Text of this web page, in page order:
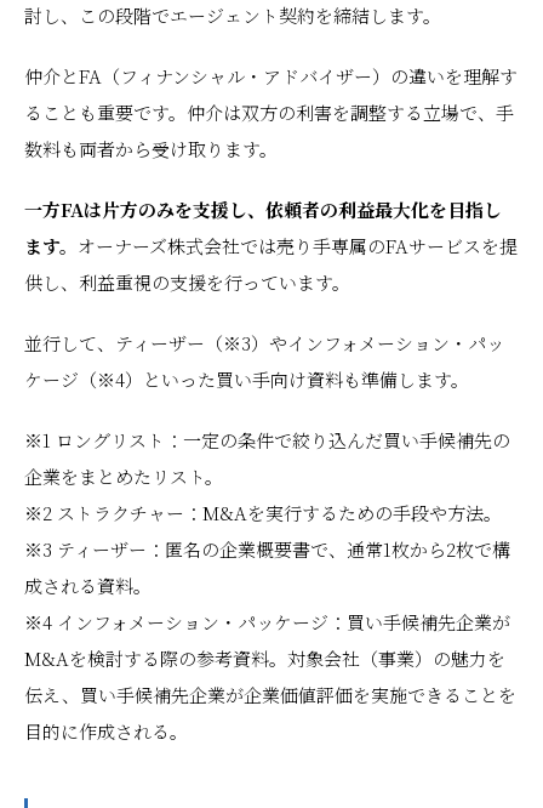
討し、この段階でエージェント契約を締結します。
仲介とFA（フィナンシャル・アドバイザー）の違いを理解す
ることも重要です。仲介は双方の利害を調整する立場で、手
数料も両者から受け取ります。
一方FAは片方のみを支援し、依頼者の利益最大化を目指し
ます。 オーナーズ株式会社では売り手専属のFAサービスを提
供し、利益重視の支援を行っています。
並行して、ティーザー（※3）やインフォメーション・パッ
ケージ（※4）といった買い手向け資料も準備します。
※1 ロングリスト：一定の条件で絞り込んだ買い手候補先の
企業をまとめたリスト。
※2 ストラクチャー：M&Aを実行するための手段や方法。
※3 ティーザー：匿名の企業概要書で、通常1枚から2枚で構
成される資料。
※4 インフォメーション・パッケージ：買い手候補先企業が
M&Aを検討する際の参考資料。対象会社（事業）の魅力を
伝え、買い手候補先企業が企業価値評価を実施できることを
目的に作成される。